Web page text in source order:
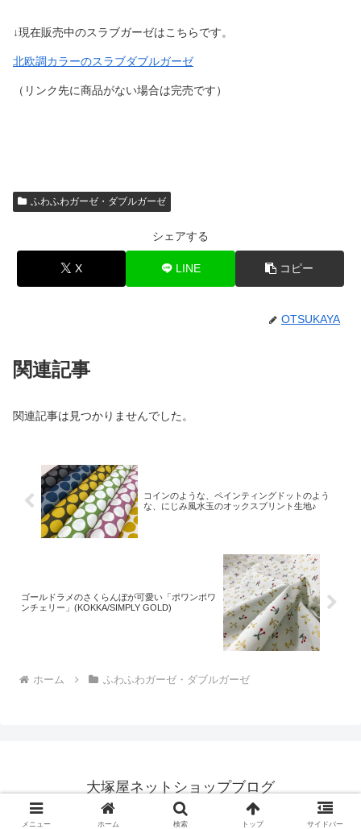
↓現在販売中のスラブガーゼはこちらです。
北欧調カラーのスラブダブルガーゼ
（リンク先に商品がない場合は完売です）
ふわふわガーゼ・ダブルガーゼ
シェアする
X LINE コピー
OTSUKAYA
関連記事
関連記事は見つかりませんでした。
コインのような、ペインティングドットのよう
な、にじみ風水玉のオックスプリント生地♪
ゴールドラメのさくらんぼが可愛い「ポワンポワ
ンチェリー」(KOKKA/SIMPLY GOLD)
ホーム ふわふわガーゼ・ダブルガーゼ
大塚屋ネットショップブログ
© 2018 大塚屋ネットショップブログ.
メニュー ホーム 検索 トップ サイドバー